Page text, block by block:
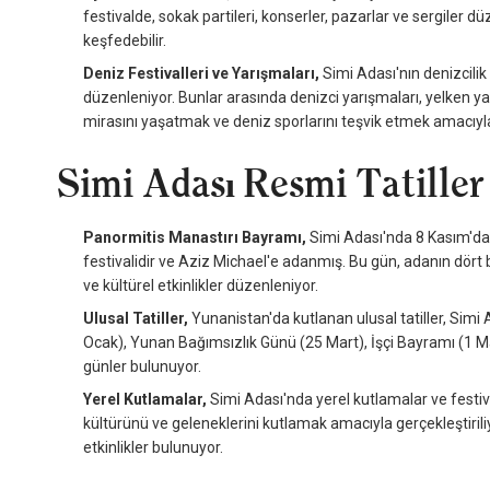
festivalde, sokak partileri, konserler, pazarlar ve sergiler
keşfedebilir.
Deniz Festivalleri ve Yarışmaları, Simi Adası'nın
düzenleniyor. Bunlar arasında denizci yarışmaları, yelken
mirasını yaşatmak ve deniz sporlarını teşvik etmek
Simi Adası Resmi Tatiller
Panormitis Manastırı Bayramı, Simi Adası'nda 8
festivalidir ve Aziz Michael'e adanmış. Bu gün, adanın
ve kültürel etkinlikler düzenleniyor.
Ulusal Tatiller, Yunanistan'da kutlanan ulusal tatiller, Simi
Ocak), Yunan Bağımsızlık Günü (25 Mart), İşçi Bayramı (1
günler bulunuyor.
Yerel Kutlamalar, Simi Adası'nda yerel kutlamalar ve
kültürünü ve geleneklerini kutlamak amacıyla
etkinlikler bulunuyor.